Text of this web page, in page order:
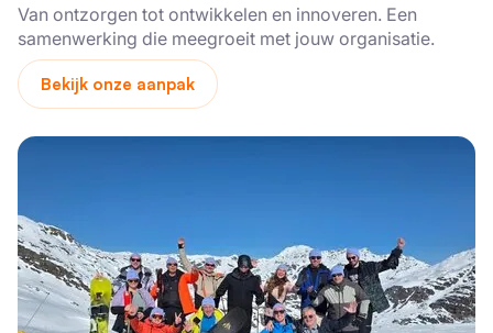
Van ontzorgen tot ontwikkelen en innoveren. Een
samenwerking die meegroeit met jouw organisatie.
Bekijk onze aanpak